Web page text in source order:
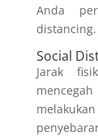
Anda
Social
Jarak